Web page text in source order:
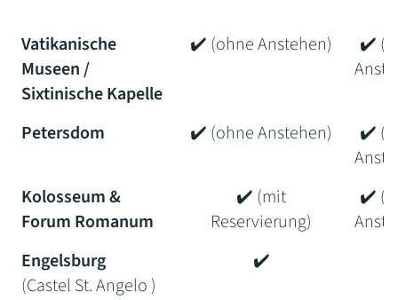
Vatikanische
Museen /
Sixtinische Kapelle
✔️ (ohne Anstehen)
✔️
Petersdom ✔️ (ohne Anstehen)
✔️
Kolosseum &
Forum Romanum
✔️ (mit
Reservierung)
✔️
Engelsburg
(Castel St. Angelo )
✔️